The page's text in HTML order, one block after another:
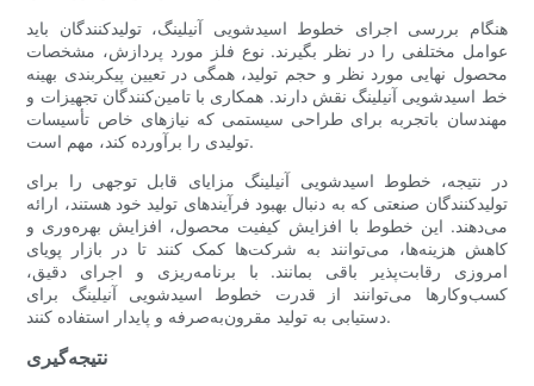
هنگام بررسی اجرای خطوط اسیدشویی آنیلینگ، تولیدکنندگان باید
عوامل مختلفی را در نظر بگیرند. نوع فلز مورد پردازش، مشخصات
محصول نهایی مورد نظر و حجم تولید، همگی در تعیین پیکربندی بهینه
خط اسیدشویی آنیلینگ نقش دارند. همکاری با تامین‌کنندگان تجهیزات و
مهندسان باتجربه برای طراحی سیستمی که نیازهای خاص تأسیسات
تولیدی را برآورده کند، مهم است.
در نتیجه، خطوط اسیدشویی آنیلینگ مزایای قابل توجهی را برای
تولیدکنندگان صنعتی که به دنبال بهبود فرآیندهای تولید خود هستند، ارائه
می‌دهند. این خطوط با افزایش کیفیت محصول، افزایش بهره‌وری و
کاهش هزینه‌ها، می‌توانند به شرکت‌ها کمک کنند تا در بازار پویای
امروزی رقابت‌پذیر باقی بمانند. با برنامه‌ریزی و اجرای دقیق،
کسب‌وکارها می‌توانند از قدرت خطوط اسیدشویی آنیلینگ برای
دستیابی به تولید مقرون‌به‌صرفه و پایدار استفاده کنند.
نتیجه‌گیری